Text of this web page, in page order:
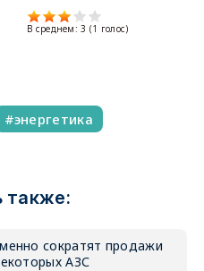
В среднем:3 (1 голос)
энергетика
также:
сократят продажи
АЗС